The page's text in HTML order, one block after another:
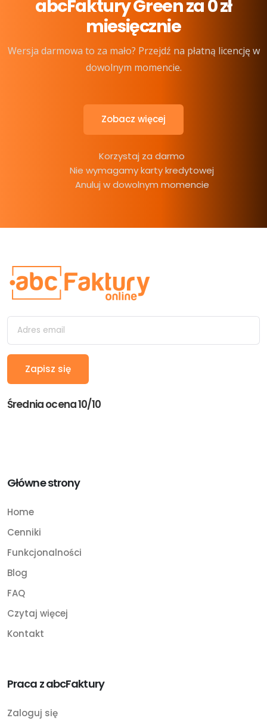
abcFaktury Green za 0 zł
miesięcznie
Wersja darmowa to za mało? Przejdź na płatną licencję w
dowolnym momencie.
Zobacz więcej
Korzystaj za darmo
Nie wymagamy karty kredytowej
Anuluj w dowolnym momencie
Średnia ocena 10/10
Główne strony
Home
Cenniki
Funkcjonalności
Blog
FAQ
Czytaj więcej
Kontakt
Praca z abcFaktury
Zaloguj się